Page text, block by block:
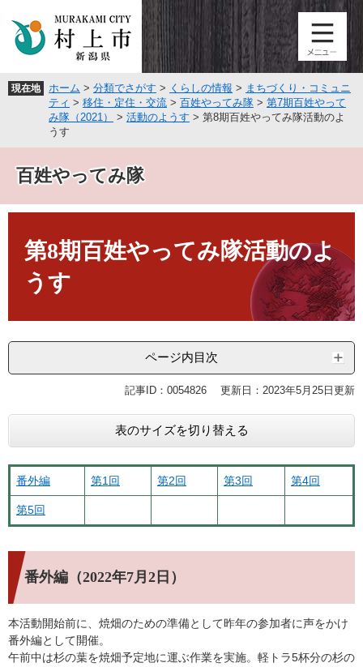
頭
飛現在地 ホーム > 分類でさがす > くらしの情報 > まちづくり・コミュニ
ティ > 移住・定住・交流 > 百姓やってみ隊 > 第7期百姓やって
み隊（2021）
> 活動のようす > 第8期百姓やってみ隊活動のよ
うす
百姓やってみ隊
第8期百姓やってみ隊活動のよ
うす
ページ内目次
記事ID：0054826 更新日：2023年5月25日更新
表のサイズを切り替える
番外編 第1回 第2回 第3回 第4回
第5回
番外編（2022年7月2日）
本活動開始前に、焼畑のための準備として昨年の参加者に声をかけ
番外編として開催。
午前中は杉の葉を焼畑予定地に運ぶ作業を実施。軽トラ5杯分の杉の